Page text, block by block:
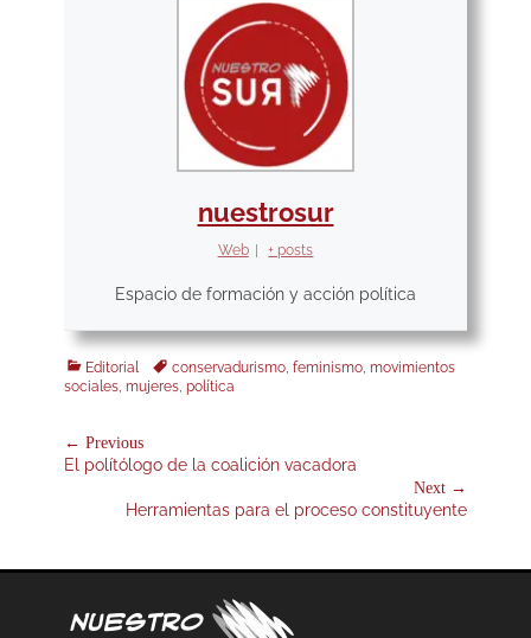
nuestrosur
Web | + posts
Espacio de formación y acción política
Categories
Editorial Tagsconservadurismo, feminismo, movimientos
sociales, mujeres, política
Navegación
de
entradas
← Previous
Previous
El polítólogo de la coalición vacadora
Next →
Herramientas para el proceso constituyente